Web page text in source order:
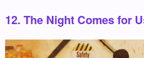
12. The Night Comes for